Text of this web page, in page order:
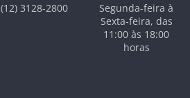
(12) 3128-2800
Segunda-feira à
Sexta-feira, das
11:00 às 18:00
horas